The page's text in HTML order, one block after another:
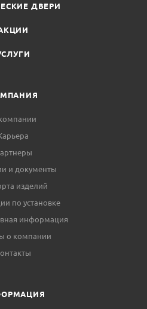
ДВЕРИ
и документы
изделий
по установке
информация
о компании